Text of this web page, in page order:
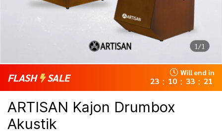
1/1
FLASH SALE Will end in
23 : 10 : 33 : 20
ARTISAN Kajon Drumbox
Akustik